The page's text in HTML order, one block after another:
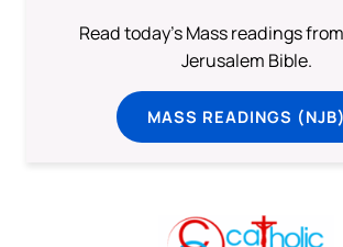
Read today's Mass readings
Jerusalem Bible.
MASS READINGS (NJB)